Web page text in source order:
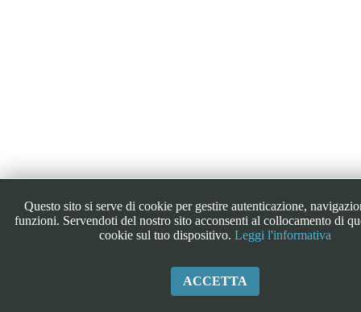
Questo sito si serve di cookie per gestire autenticazione,
funzioni. Servendoti del nostro sito acconsenti al collocamento di
cookie sul tuo dispositivo. Leggi l'informativa
ACCETTA